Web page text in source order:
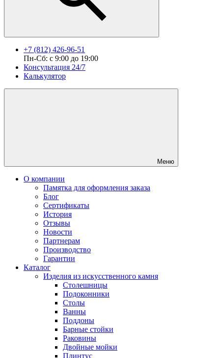
+7 (812) 426-96-51
Пн-Сб: с 9:00 до 19:00
Консультация 24/7
Калькулятор
Меню
О компании
Памятка для оформления заказа
Блог
Сертификаты
История
Отзывы
Новости
Партнерам
Производство
Гарантии
Каталог
Изделия из искусственного камня
Столешницы
Подоконники
Столы
Ванны
Поддоны
Барные стойки
Раковины
Двойные мойки
Плинтус